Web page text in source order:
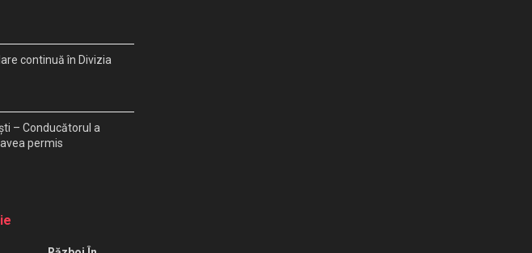
continuă în Divizia
– Conducătorul a
permis